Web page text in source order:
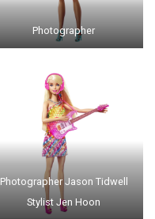
Photographer
Photographer Jason Tidwell
Stylist Jen Hoon